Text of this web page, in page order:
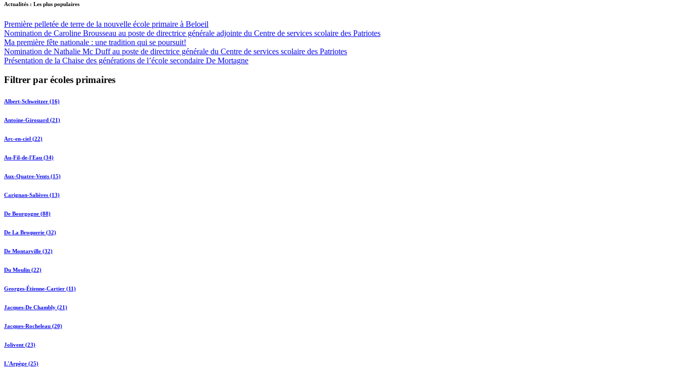
Actualités : Les plus populaires
Première pelletée de terre de la nouvelle école primaire à Beloeil
Nomination de Caroline Brousseau au poste de directrice générale adjointe du Centre de services scolaire des Patriotes
Ma première fête nationale : une tradition qui se poursuit!
Nomination de Nathalie Mc Duff au poste de directrice générale du Centre de services scolaire des Patriotes
Présentation de la Chaise des générations de l’école secondaire De Mortagne
Filtrer par écoles primaires
Albert-Schweitzer (16)
Antoine-Girouard (21)
Arc-en-ciel (22)
Au-Fil-de-l'Eau (34)
Aux-Quatre-Vents (15)
Carignan-Salières (13)
De Bourgogne (88)
De La Broquerie (32)
De Montarville (32)
Du Moulin (22)
Georges-Étienne-Cartier (11)
Jacques-De Chambly (21)
Jacques-Rocheleau (20)
Jolivent (23)
L'Arpège (25)